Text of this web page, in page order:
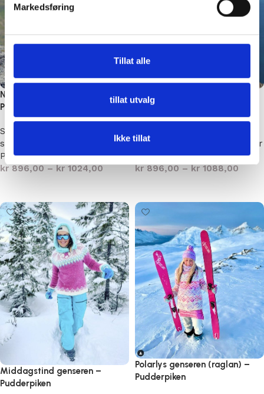
Markedsføring
Tillat alle
tillat utvalg
Ikke tillat
Nattmålsgenseren –
Pudderpiken
Strikkepakker
strikkepakker
Strikkepakker
Pudderpiken
kr 896,00 – kr1024,00
Mørketidsgenseren –
Pudderpiken
strikkepakker
Strikkepakker
Pudderpiken
kr896,00 – kr1088,00
Middagstind genseren –
Pudderpiken
Polarlys genseren (raglan) –
Pudderpiken